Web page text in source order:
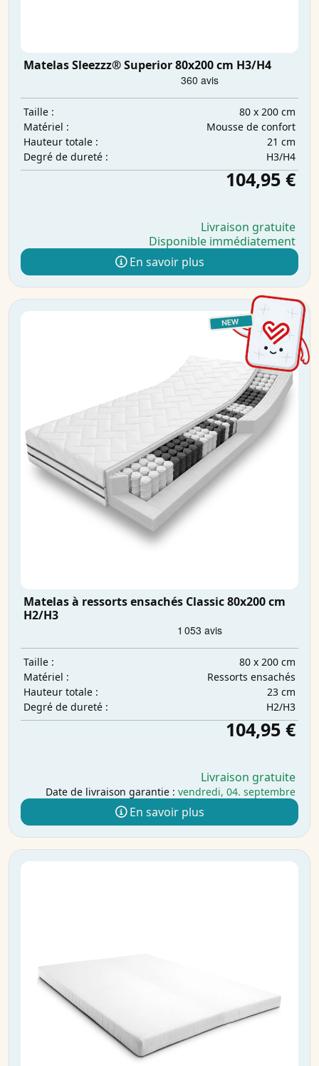
Matelas Sleezzz® Superior 80x200 cm H3/H4
Taille :
80 x 200 cm
Matériel :
Mousse de confort
Hauteur totale :
21 cm
Degré de dureté :
H3/H4
104,95 €
Livraison gratuite
Disponible immédiatement
En savoir plus
Matelas à ressorts ensachés Classic 80x200 cm
H2/H3
Taille :
80 x 200 cm
Matériel :
Ressorts ensachés
Hauteur totale :
23 cm
Degré de dureté :
H2/H3
104,95 €
Livraison gratuite
Date de livraison garantie : vendredi, 04. septembre
En savoir plus